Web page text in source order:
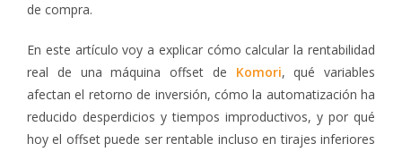
de compra.
En este artículo voy a explicar cómo calcular la rentabilidad
real de una máquina offset de Komori, qué variables
afectan el retorno de inversión, cómo la automatización ha
reducido desperdicios y tiempos improductivos, y por qué
hoy el offset puede ser rentable incluso en tirajes inferiores